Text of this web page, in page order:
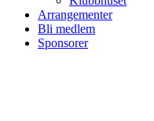
Arrangementer
Bli medlem
Sponsorer